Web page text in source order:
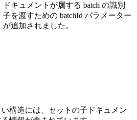
ドキュメントが属する batch の識別
子を渡すための batchId パラメーター
が追加されました。
い構造には、セットの子ドキュメン